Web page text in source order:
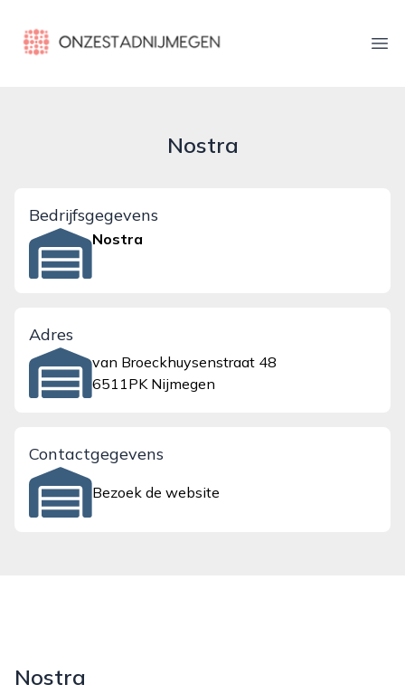
onzestadnijmegen.nl
Nostra
Bedrijfsgegevens
Nostra
Adres
van Broeckhuysenstraat 48
6511PK Nijmegen
Contactgegevens
Bezoek de website
Nostra